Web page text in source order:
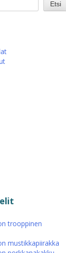
Etsi
trooppinen
mustikkapiirakka